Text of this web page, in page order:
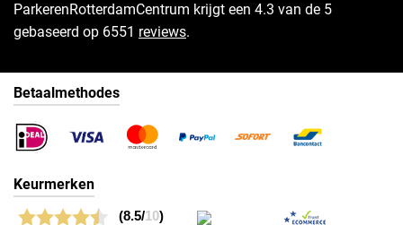
ParkerenRotterdamCentrum krijgt een 4.3 van de 5
gebaseerd op 6551 reviews.
Betaalmethodes
Keurmerken